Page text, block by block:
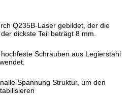
Q235B-Laser gebildet, der die
dickste Teil beträgt 8 mm.
Schrauben aus Legierstahl
Spannung Struktur, um den